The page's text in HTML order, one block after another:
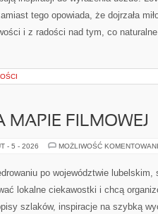
tego opowiada, że dojrzała
i z radości nad tym, co
MAPIE FILMOWEJ
- 5 - 2026 MOŻLIWOŚĆ
po województwie
lokalne ciekawostki i chcą
szlaków, inspiracje na szybką